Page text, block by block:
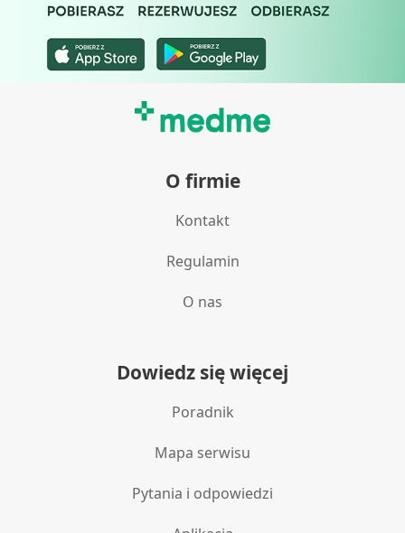
O firmie
Kontakt
Regulamin
O nas
Dowiedz się więcej
Poradnik
Mapa serwisu
Pytania i odpowiedzi
Wydajność (Performance)
Reklama / śledzenie